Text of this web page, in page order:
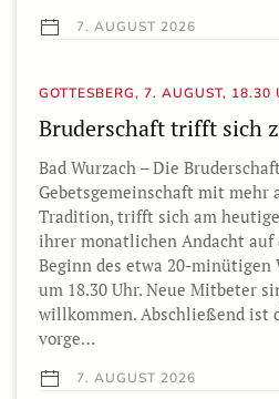
7. AUGUST 2026
GOTTESBERG, 7. AUGUST, 18.30
Bruderschaft trifft sich
Bad Wurzach – Die
Gebetsgemeinschaft mit mehr
Tradition, trifft sich am
ihrer monatlichen Andacht auf
Beginn des etwa 20-
um 18.30 Uhr. Neue Mitbeter
willkommen. Abschließend ist
vorge…
7. AUGUST 2026